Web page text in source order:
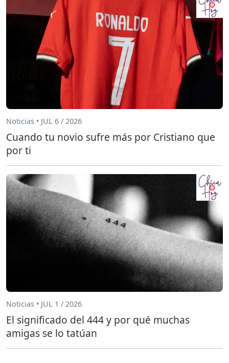
Noticias • JUL 6 / 2026
Cuando tu novio sufre más por Cristiano que
por ti
Noticias • JUL 1 / 2026
El significado del 444 y por qué muchas
amigas se lo tatúan